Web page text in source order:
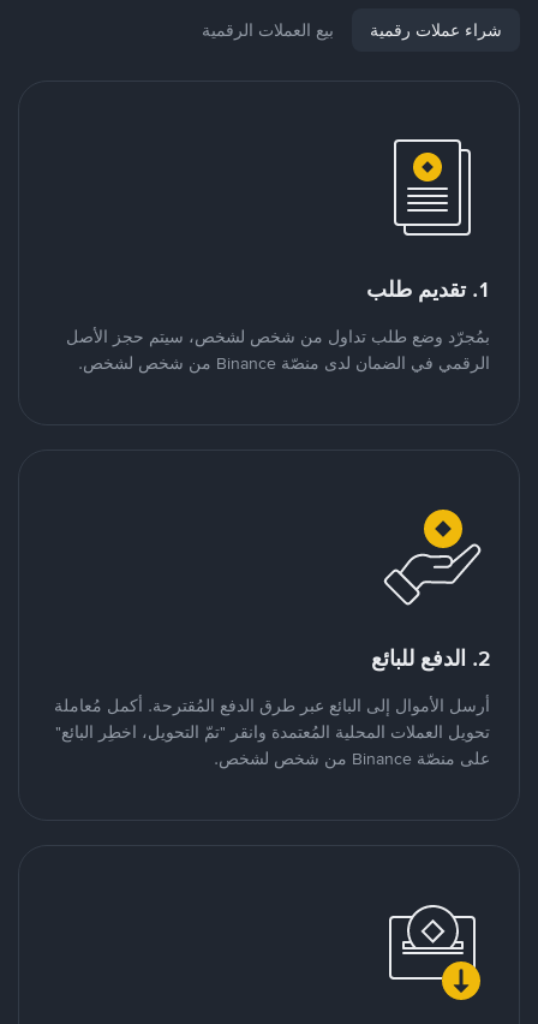
شراء عملات رقمية بيع العملات الرقمية
1. تقديم طلب
بمُجرّد وضع طلب تداول من شخص لشخص، سيتم حجز الأصل
الرقمي في الضمان لدى منصّة Binance من شخص لشخص.
2. الدفع للبائع
أرسل الأموال إلى البائع عبر طرق الدفع المُقترحة. أكمل مُعاملة
تحويل العملات المحلية المُعتمدة وانقر "تمّ التحويل، اخطِر البائع"
على منصّة Binance من شخص لشخص.